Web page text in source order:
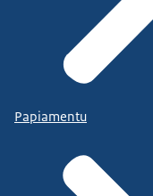
Papiamentu